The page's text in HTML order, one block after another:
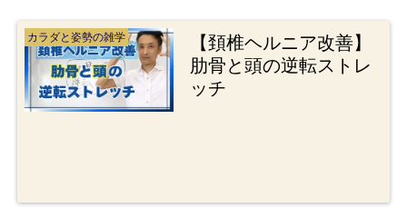
カラダと姿勢の雑学
【頚椎ヘルニア改善】
肋骨と頭の逆転ストレ
ッチ